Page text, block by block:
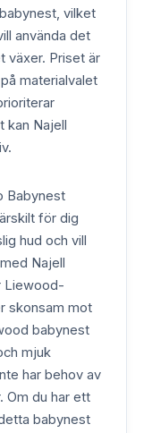
vilket
använda det
växer. Priset är
materialvalet
kan Najell
Babynest
för dig
hud och vill
Najell
Liewood-
skonsam mot
babynest
mjuk
har behov av
Om du har ett
babynest